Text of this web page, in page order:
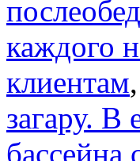
каждого
клиентам,
загару. В